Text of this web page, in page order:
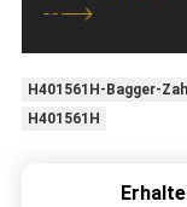
H401561H-Bagger-
H401561H